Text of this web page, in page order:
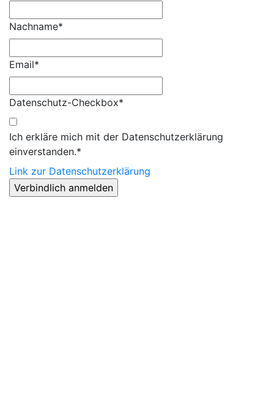
Nachname*
Email*
Datenschutz-Checkbox*
Ich erkläre mich mit der Datenschutzerklärung
einverstanden.*
Link zur Datenschutzerklärung